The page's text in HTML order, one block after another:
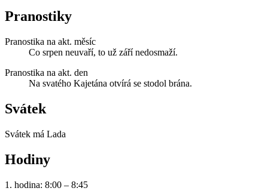
Pranostiky
Pranostika na akt. měsíc
Co srpen neuvaří, to už září nedosmaží.
Pranostika na akt. den
Na svatého Kajetána otvírá se stodol brána.
Svátek
Svátek má Lada
Hodiny
1. hodina: 8:00 – 8:45